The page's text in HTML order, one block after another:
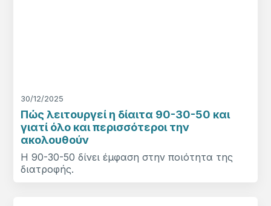
30/12/2025
Πώς λειτουργεί η δίαιτα 90-30-50 και
γιατί όλο και περισσότεροι την
ακολουθούν
H 90-30-50 δίνει έμφαση στην ποιότητα της
διατροφής.